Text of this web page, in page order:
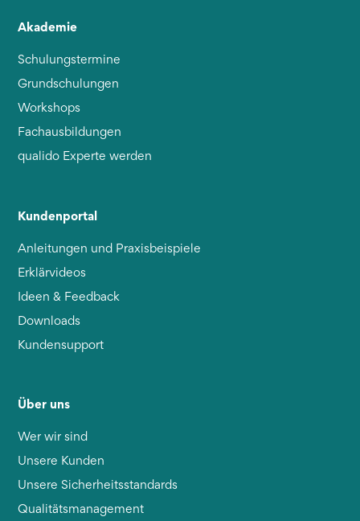
Akademie
Schulungstermine
Grundschulungen
Workshops
Fachausbildungen
qualido Experte werden
Kundenportal
Anleitungen und Praxisbeispiele
Erklärvideos
Ideen & Feedback
Downloads
Kundensupport
Über uns
Wer wir sind
Unsere Kunden
Unsere Sicherheitsstandards
Qualitätsmanagement